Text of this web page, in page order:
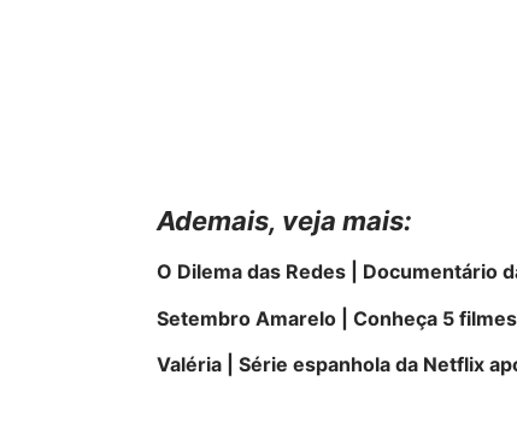
Ademais, veja mais:
O Dilema das Redes | Documentário
Setembro Amarelo | Conheça 5
Valéria | Série espanhola da Netflix